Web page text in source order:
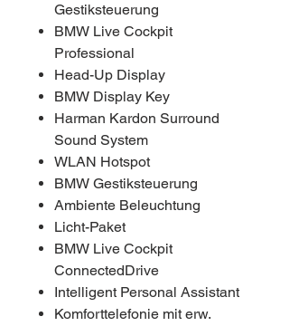
Gestiksteuerung
BMW Live Cockpit
Professional
Head-Up Display
BMW Display Key
Harman Kardon Surround
Sound System
WLAN Hotspot
BMW Gestiksteuerung
Ambiente Beleuchtung
Licht-Paket
BMW Live Cockpit
ConnectedDrive
Intelligent Personal Assistant
Komforttelefonie mit erw.